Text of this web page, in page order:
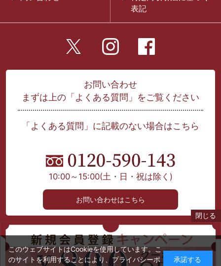
閉じる
表記
お問い合わせ
まずは上の「よくある質問」をご覧ください
「よくある質問」に記載のない場合はこちら
10:00～15:00(土・日・祝は除く)
お問い合わせはこちら
当サイト上に掲載された文章、画像等を許可なく利用する事を禁じます。
本文中に記載されている製品名等は、各社商標または登録商標です。
このウェブサイトはCookieを使用しています。こ
のサイトを利用することにより、 プライバシーポ
承諾する